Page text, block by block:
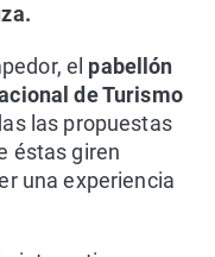
el pabellón
de Turismo
las propuestas
éstas giren
una experiencia